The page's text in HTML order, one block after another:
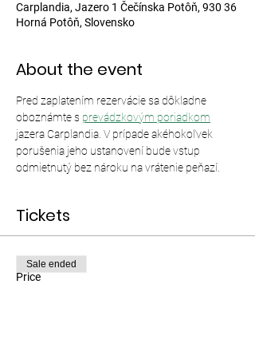
Carplandia, Jazero 1 Čečínska Potôň, 930 36
Horná Potôň, Slovensko
About the event
Pred zaplatením rezervácie sa dôkladne
oboznámte s prevádzkovým poriadkom
jazera Carplandia. V prípade akéhokoľvek
porušenia jeho ustanovení bude vstup
odmietnutý bez nároku na vrátenie peňazí.
Tickets
Price
Sale ended